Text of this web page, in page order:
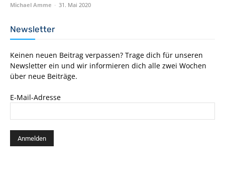
Michael Amme - 31. Mai 2020
Newsletter
Keinen neuen Beitrag verpassen? Trage dich für unseren
Newsletter ein und wir informieren dich alle zwei Wochen
über neue Beiträge.
E-Mail-Adresse